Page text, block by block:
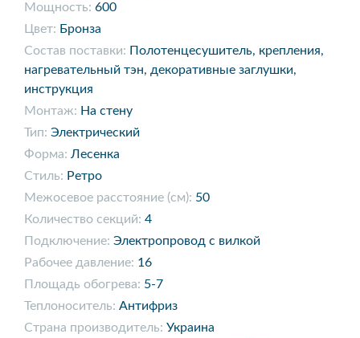
Мощность: 600
Цвет: Бронза
Состав поставки: Полотенцесушитель, крепления,
нагревательный тэн, декоративные заглушки,
инструкция
Монтаж: На стену
Тип: Электрический
Форма: Лесенка
Стиль: Ретро
Межосевое расстояние (см): 50
Количество секций: 4
Подключение: Электропровод с вилкой
Рабочее давление: 16
Площадь обогрева: 5-7
Теплоноситель: Антифриз
Страна производитель: Украина